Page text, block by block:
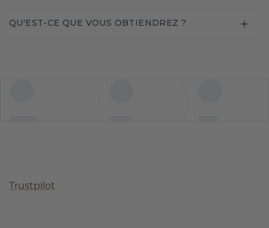
QU'EST-CE QUE VOUS OBTIENDREZ ?
Trustpilot